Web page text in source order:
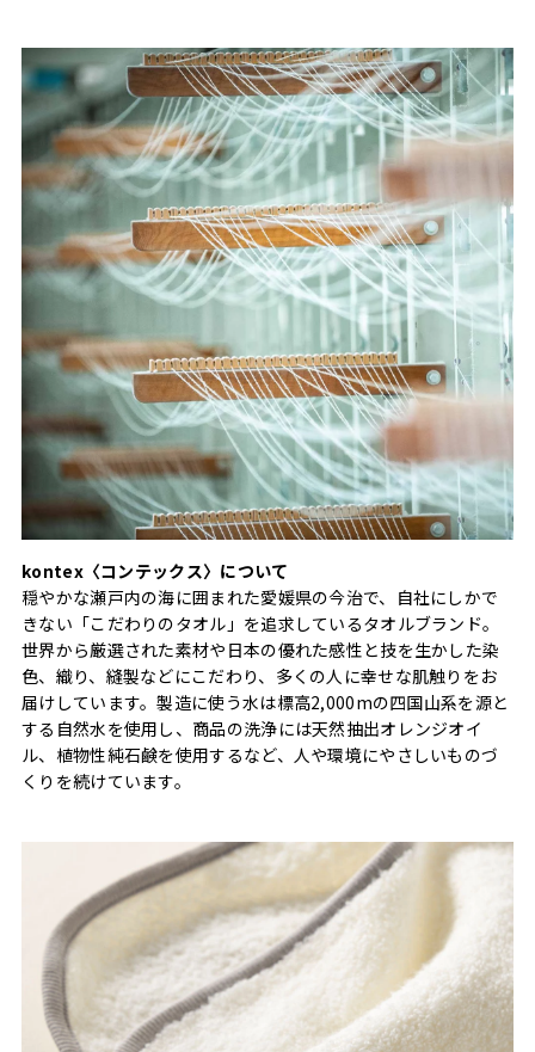
kontex〈コンテックス〉について
穏やかな瀬戸内の海に囲まれた愛媛県の今治で、自社にしかで
きない「こだわりのタオル」を追求しているタオルブランド。
世界から厳選された素材や日本の優れた感性と技を生かした染
色、織り、縫製などにこだわり、多くの人に幸せな肌触りをお
届けしています。製造に使う水は標高2,000mの四国山系を源と
する自然水を使用し、商品の洗浄には天然抽出オレンジオイ
ル、植物性純石鹸を使用するなど、人や環境にやさしいものづ
くりを続けています。